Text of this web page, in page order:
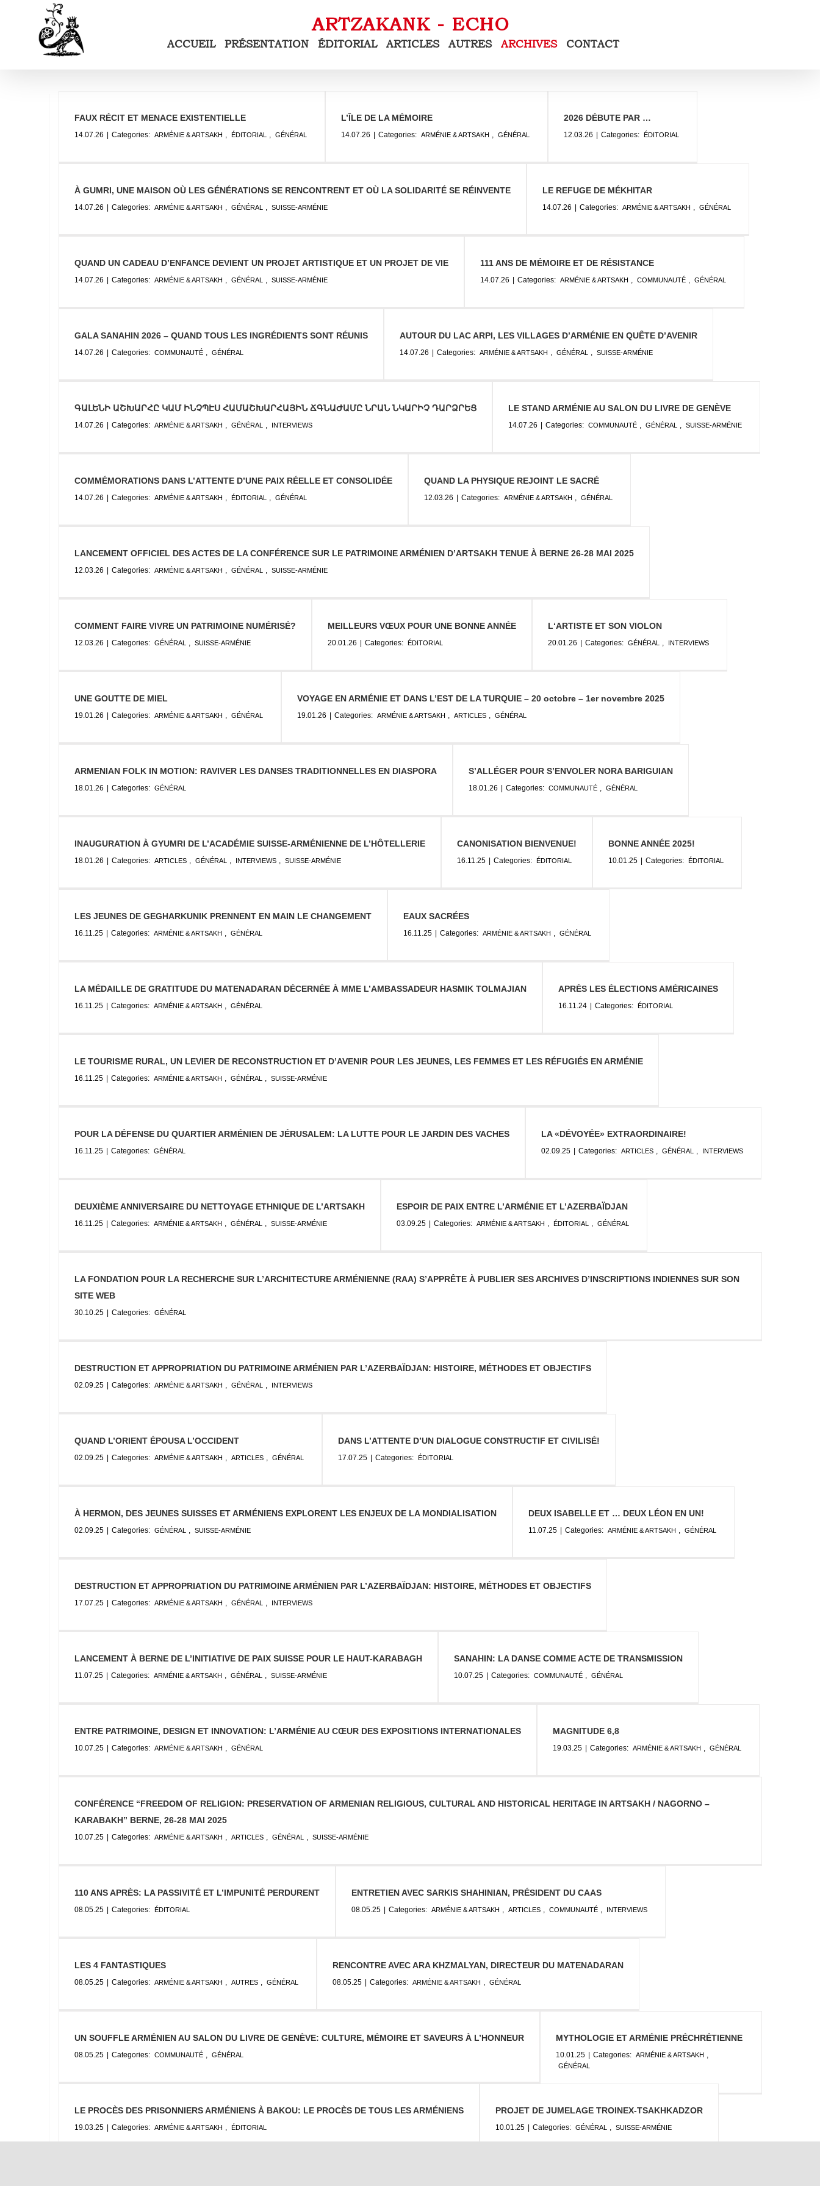
ACCUEIL PRÉSENTATION ÉDITORIAL ARTICLES AUTRES ARCHIVES CONTACT
FAUX RÉCIT ET MENACE EXISTENTIELLE
14.07.26 Categories: ARMÉNIE & ARTSAKH , ÉDITORIAL , GÉNÉRAL
L’ÎLE DE LA MÉMOIRE
14.07.26 Categories: ARMÉNIE & ARTSAKH , GÉNÉRAL
À GUMRI, UNE MAISON OÙ LES GÉNÉRATIONS SE RENCONTRENT ET OÙ LA SOLIDARITÉ SE RÉINVENTE
14.07.26 Categories: ARMÉNIE & ARTSAKH , GÉNÉRAL , SUISSE-ARMÉNIE
QUAND UN CADEAU D’ENFANCE DEVIENT UN PROJET ARTISTIQUE ET UN PROJET DE VIE
14.07.26 Categories: ARMÉNIE & ARTSAKH , GÉNÉRAL , SUISSE-ARMÉNIE
GALA SANAHIN 2026 – QUAND TOUS LES INGRÉDIENTS SONT RÉUNIS
14.07.26 Categories: COMMUNAUTÉ , GÉNÉRAL
111 ANS DE MÉMOIRE ET DE RÉSISTANCE
14.07.26 Categories: ARMÉNIE & ARTSAKH , COMMUNAUTÉ , GÉNÉRAL
AUTOUR DU LAC ARPI, LES VILLAGES D’ARMÉNIE EN QUÊTE D’AVENIR
14.07.26 Categories: ARMÉNIE & ARTSAKH , GÉNÉRAL , SUISSE-ARMÉNIE
LE REFUGE DE MÉKHITAR
14.07.26 Categories: ARMÉNIE & ARTSAKH , GÉNÉRAL
ԳԱԼԵՆԻ ԱՇԽԱՐՀԸ ԿԱՄ ԻՆՉՊԷՍ ՀԱՄԱՇԽԱՐՀԱՅԻՆ ՃԳՆԱԺԱՄԸ ՆՐԱՆ ՆԿԱՐԻՉ ԴԱՐՁՐԵՑ
14.07.26 Categories: ARMÉNIE & ARTSAKH , GÉNÉRAL , INTERVIEWS
LE STAND ARMÉNIE AU SALON DU LIVRE DE GENÈVE
14.07.26 Categories: COMMUNAUTÉ , GÉNÉRAL , SUISSE-ARMÉNIE
COMMÉMORATIONS DANS L’ATTENTE D’UNE PAIX RÉELLE ET CONSOLIDÉE
14.07.26 Categories: ARMÉNIE & ARTSAKH , ÉDITORIAL , GÉNÉRAL
2026 DÉBUTE PAR …
12.03.26 Categories: ÉDITORIAL
LANCEMENT OFFICIEL DES ACTES DE LA CONFÉRENCE SUR LE PATRIMOINE ARMÉNIEN D’ARTSAKH TENUE À BERNE 26-28 MAI 2025
12.03.26 Categories: ARMÉNIE & ARTSAKH , GÉNÉRAL , SUISSE-ARMÉNIE
QUAND LA PHYSIQUE REJOINT LE SACRÉ
12.03.26 Categories: ARMÉNIE & ARTSAKH , GÉNÉRAL
COMMENT FAIRE VIVRE UN PATRIMOINE NUMÉRISÉ?
12.03.26 Categories: GÉNÉRAL , SUISSE-ARMÉNIE
MEILLEURS VŒUX POUR UNE BONNE ANNÉE
20.01.26 Categories: ÉDITORIAL
L‘ARTISTE ET SON VIOLON
20.01.26 Categories: GÉNÉRAL , INTERVIEWS
UNE GOUTTE DE MIEL
19.01.26 Categories: ARMÉNIE & ARTSAKH , GÉNÉRAL
VOYAGE EN ARMÉNIE ET DANS L’EST DE LA TURQUIE – 20 octobre – 1er novembre 2025
19.01.26 Categories: ARMÉNIE & ARTSAKH , ARTICLES , GÉNÉRAL
ARMENIAN FOLK IN MOTION: RAVIVER LES DANSES TRADITIONNELLES EN DIASPORA
18.01.26 Categories: GÉNÉRAL
S’ALLÉGER POUR S’ENVOLER NORA BARIGUIAN
18.01.26 Categories: COMMUNAUTÉ , GÉNÉRAL
INAUGURATION À GYUMRI DE L’ACADÉMIE SUISSE-ARMÉNIENNE DE L’HÔTELLERIE
18.01.26 Categories: ARTICLES , GÉNÉRAL , INTERVIEWS , SUISSE-ARMÉNIE
CANONISATION BIENVENUE!
16.11.25 Categories: ÉDITORIAL
LES JEUNES DE GEGHARKUNIK PRENNENT EN MAIN LE CHANGEMENT
16.11.25 Categories: ARMÉNIE & ARTSAKH , GÉNÉRAL
LA MÉDAILLE DE GRATITUDE DU MATENADARAN DÉCERNÉE À MME L’AMBASSADEUR HASMIK TOLMAJIAN
16.11.25 Categories: ARMÉNIE & ARTSAKH , GÉNÉRAL
EAUX SACRÉES
16.11.25 Categories: ARMÉNIE & ARTSAKH , GÉNÉRAL
LE TOURISME RURAL, UN LEVIER DE RECONSTRUCTION ET D’AVENIR POUR LES JEUNES, LES FEMMES ET LES RÉFUGIÉS EN ARMÉNIE
16.11.25 Categories: ARMÉNIE & ARTSAKH , GÉNÉRAL , SUISSE-ARMÉNIE
POUR LA DÉFENSE DU QUARTIER ARMÉNIEN DE JÉRUSALEM: LA LUTTE POUR LE JARDIN DES VACHES
16.11.25 Categories: GÉNÉRAL
DEUXIÈME ANNIVERSAIRE DU NETTOYAGE ETHNIQUE DE L’ARTSAKH
16.11.25 Categories: ARMÉNIE & ARTSAKH , GÉNÉRAL , SUISSE-ARMÉNIE
LA FONDATION POUR LA RECHERCHE SUR L’ARCHITECTURE ARMÉNIENNE (RAA) S’APPRÊTE À PUBLIER SES ARCHIVES D’INSCRIPTIONS INDIENNES SUR SON
SITE WEB
30.10.25 Categories: GÉNÉRAL
ESPOIR DE PAIX ENTRE L’ARMÉNIE ET L’AZERBAÏDJAN
03.09.25 Categories: ARMÉNIE & ARTSAKH , ÉDITORIAL , GÉNÉRAL
DESTRUCTION ET APPROPRIATION DU PATRIMOINE ARMÉNIEN PAR L’AZERBAÏDJAN: HISTOIRE, MÉTHODES ET OBJECTIFS
02.09.25 Categories: ARMÉNIE & ARTSAKH , GÉNÉRAL , INTERVIEWS
LA «DÉVOYÉE» EXTRAORDINAIRE!
02.09.25 Categories: ARTICLES , GÉNÉRAL , INTERVIEWS
QUAND L’ORIENT ÉPOUSA L’OCCIDENT
02.09.25 Categories: ARMÉNIE & ARTSAKH , ARTICLES , GÉNÉRAL
À HERMON, DES JEUNES SUISSES ET ARMÉNIENS EXPLORENT LES ENJEUX DE LA MONDIALISATION
02.09.25 Categories: GÉNÉRAL , SUISSE-ARMÉNIE
DANS L’ATTENTE D’UN DIALOGUE CONSTRUCTIF ET CIVILISÉ!
17.07.25 Categories: ÉDITORIAL
DESTRUCTION ET APPROPRIATION DU PATRIMOINE ARMÉNIEN PAR L’AZERBAÏDJAN: HISTOIRE, MÉTHODES ET OBJECTIFS
17.07.25 Categories: ARMÉNIE & ARTSAKH , GÉNÉRAL , INTERVIEWS
LANCEMENT À BERNE DE L’INITIATIVE DE PAIX SUISSE POUR LE HAUT-KARABAGH
11.07.25 Categories: ARMÉNIE & ARTSAKH , GÉNÉRAL , SUISSE-ARMÉNIE
DEUX ISABELLE ET … DEUX LÉON EN UN!
11.07.25 Categories: ARMÉNIE & ARTSAKH , GÉNÉRAL
ENTRE PATRIMOINE, DESIGN ET INNOVATION: L’ARMÉNIE AU CŒUR DES EXPOSITIONS INTERNATIONALES
10.07.25 Categories: ARMÉNIE & ARTSAKH , GÉNÉRAL
SANAHIN: LA DANSE COMME ACTE DE TRANSMISSION
10.07.25 Categories: COMMUNAUTÉ , GÉNÉRAL
CONFÉRENCE “FREEDOM OF RELIGION: PRESERVATION OF ARMENIAN RELIGIOUS, CULTURAL AND HISTORICAL HERITAGE IN ARTSAKH / NAGORNO –
KARABAKH” BERNE, 26-28 MAI 2025
10.07.25 Categories: ARMÉNIE & ARTSAKH , ARTICLES , GÉNÉRAL , SUISSE-ARMÉNIE
110 ANS APRÈS: LA PASSIVITÉ ET L’IMPUNITÉ PERDURENT
08.05.25 Categories: ÉDITORIAL
ENTRETIEN AVEC SARKIS SHAHINIAN, PRÉSIDENT DU CAAS
08.05.25 Categories: ARMÉNIE & ARTSAKH , ARTICLES , COMMUNAUTÉ , INTERVIEWS
LES 4 FANTASTIQUES
08.05.25 Categories: ARMÉNIE & ARTSAKH , AUTRES , GÉNÉRAL
UN SOUFFLE ARMÉNIEN AU SALON DU LIVRE DE GENÈVE: CULTURE, MÉMOIRE ET SAVEURS À L’HONNEUR
08.05.25 Categories: COMMUNAUTÉ , GÉNÉRAL
RENCONTRE AVEC ARA KHZMALYAN, DIRECTEUR DU MATENADARAN
08.05.25 Categories: ARMÉNIE & ARTSAKH , GÉNÉRAL
LE PROCÈS DES PRISONNIERS ARMÉNIENS À BAKOU: LE PROCÈS DE TOUS LES ARMÉNIENS
19.03.25 Categories: ARMÉNIE & ARTSAKH , ÉDITORIAL
MAGNITUDE 6,8
19.03.25 Categories: ARMÉNIE & ARTSAKH , GÉNÉRAL
BONNE ANNÉE 2025!
10.01.25 Categories: ÉDITORIAL
MYTHOLOGIE ET ARMÉNIE PRÉCHRÉTIENNE
10.01.25 Categories: ARMÉNIE & ARTSAKH ,
GÉNÉRAL
PROJET DE JUMELAGE TROINEX-TSAKHKADZOR
10.01.25 Categories: GÉNÉRAL , SUISSE-ARMÉNIE
APRÈS LES ÉLECTIONS AMÉRICAINES
16.11.24 Categories: ÉDITORIAL